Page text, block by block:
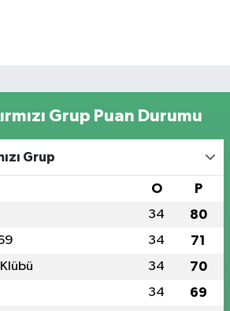
Grup Puan Durumu
Grup
O P
34 80
34 71
34 70
34 69